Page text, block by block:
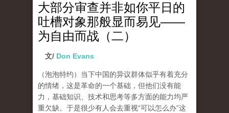
大部分审查并非如你平日的
吐槽对象那般显而易见——
为自由而战（二）
文/ Don Evans
（泡泡特约） 当下中国的异议群体似乎有着充分
的情绪，这是革命的一个基础，但他们没有能
力，基础知识、技术和思考等多方面的能力均严
重欠缺。于是很少有人会去重视“可以怎么办”这